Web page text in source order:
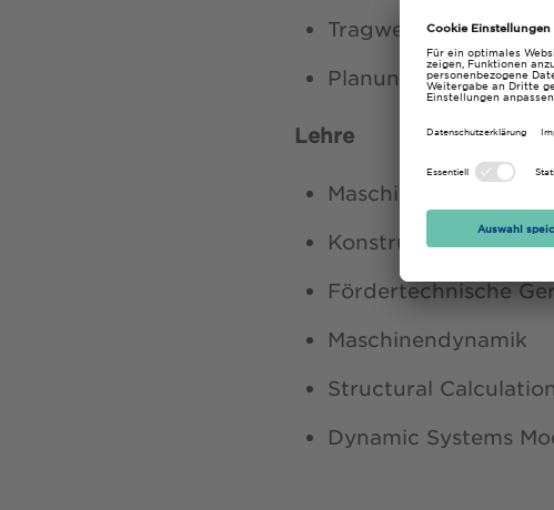
Tragwerk,
Planung,
Lehre
Maschinenelemente
Konstruktionstechnik
Fördertechnische
Maschinendynamik
Structural Calculation
Dynamic Systems